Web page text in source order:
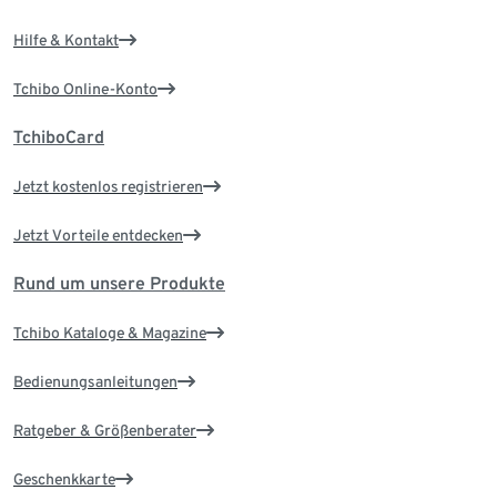
Hilfe & Kontakt
Tchibo Online-Konto
TchiboCard
Jetzt kostenlos registrieren
Jetzt Vorteile entdecken
Rund um unsere Produkte
Tchibo Kataloge & Magazine
Bedienungsanleitungen
Ratgeber & Größenberater
Geschenkkarte